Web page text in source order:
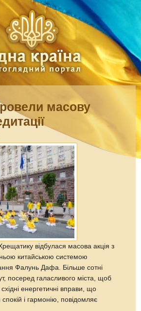
масову
відбулася масова акція з
китайською системою
Фалунь Дафа. Більше сотні
посеред галасливого міста, щоб
енергетичні вправи, що
і гармонію, повідомляє